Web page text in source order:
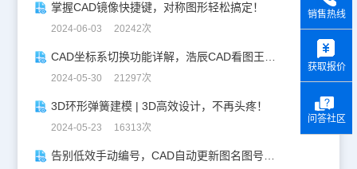
掌握CAD镜像快捷键，对称图形轻松搞定！
2024-06-03 20242次
2024-05-30 21297次
3D环形弹簧建模 | 3D高效设计，不再头疼！
2024-05-23 16313次
销售热线
获取报价
问答社区